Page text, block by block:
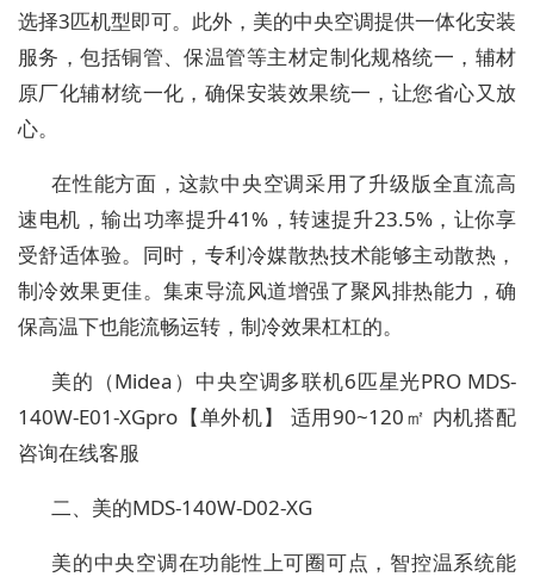
选择3匹机型即可。此外，美的中央空调提供一体化安装
服务，包括铜管、保温管等主材定制化规格统一，辅材
原厂化辅材统一化，确保安装效果统一，让您省心又放
心。
在性能方面，这款中央空调采用了升级版全直流高
速电机，输出功率提升41%，转速提升23.5%，让你享
受舒适体验。同时，专利冷媒散热技术能够主动散热，
制冷效果更佳。集束导流风道增强了聚风排热能力，确
保高温下也能流畅运转，制冷效果杠杠的。
美的（Midea）中央空调多联机6匹星光PRO MDS-
140W-E01-XGpro【单外机】 适用90~120㎡ 内机搭配
咨询在线客服
二、美的MDS-140W-D02-XG
美的中央空调在功能性上可圈可点，智控温系统能